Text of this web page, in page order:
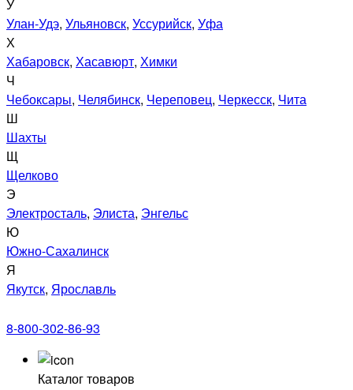
У
Улан-Удэ, Ульяновск, Уссурийск, Уфа
Х
Хабаровск, Хасавюрт, Химки
Ч
Чебоксары, Челябинск, Череповец, Черкесск, Чита
Ш
Шахты
Щ
Щелково
Э
Электросталь, Элиста, Энгельс
Ю
Южно-Сахалинск
Я
Якутск, Ярославль
8-800-302-86-93
Каталог товаров